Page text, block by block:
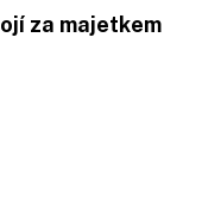
za majetkem